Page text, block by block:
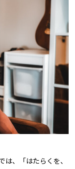
、「はたらくを、